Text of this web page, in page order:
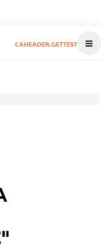
CAHEADER.GETTEST